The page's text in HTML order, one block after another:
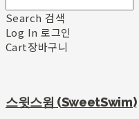
Search 검색
Log In 로그인
Cart장바구니
스윗스윔 (SweetSwim)